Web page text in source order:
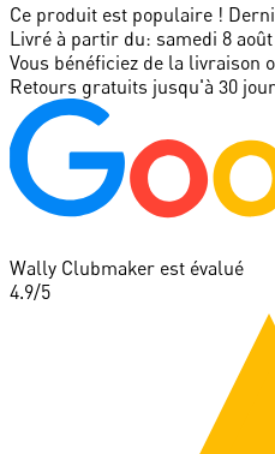
Ce produit est populaire !
Livré à partir du: samedi 8
Vous bénéficiez de la livraison
Retours gratuits jusqu'à 30
Wally Clubmaker est évalué
4.9/5